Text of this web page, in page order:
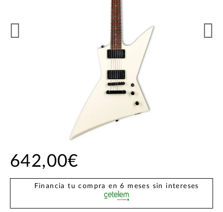
642,00€
Financia tu compra en 6 meses sin intereses